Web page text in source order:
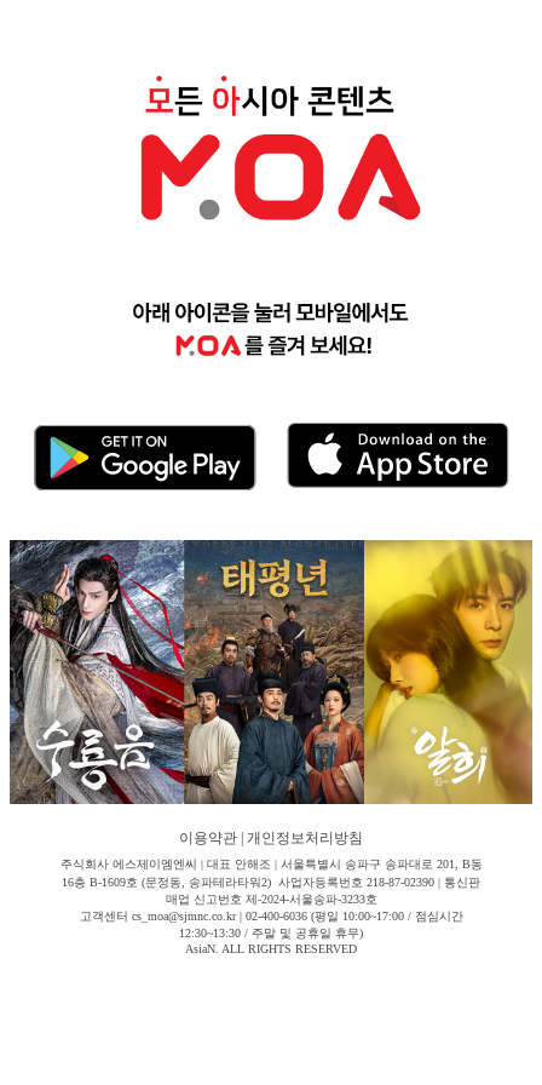
이용약관 개인정보처리방침
주식회사 에스제이엠엔씨 | 대표 안해조 | 서울특별시 송파구 송파대로 201, B동
16층 B-1609호 (문정동, 송파테라타워2) 사업자등록번호 218-87-02390 | 통신판
매업 신고번호 제-2024-서울송파-3233호
고객센터 cs_moa@sjmnc.co.kr | 02-400-6036 (평일 10:00~17:00 / 점심시간
12:30~13:30 / 주말 및 공휴일 휴무)
AsiaN. ALL RIGHTS RESERVED